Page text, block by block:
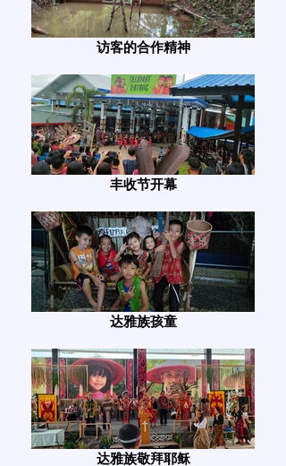
访客的合作精神
丰收节开幕
达雅族孩童
达雅族敬拜耶稣